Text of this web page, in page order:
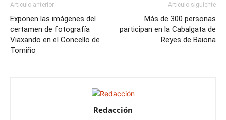
Artículo anterior
Exponen las imágenes del
certamen de fotografía
Viaxando en el Concello de
Tomiño
Artículo siguiente
Más de 300 personas
participan en la Cabalgata de
Reyes de Baiona
Redacción